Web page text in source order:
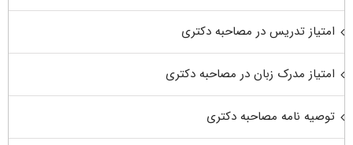
امتیاز تدریس در مصاحبه دکتری
امتیاز مدرک زبان در مصاحبه دکتری
توصیه نامه مصاحبه دکتری